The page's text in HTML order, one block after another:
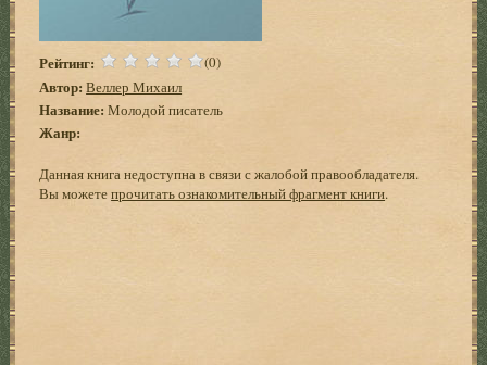
Рейтинг: (0)
Автор: Веллер Михаил
Название: Молодой писатель
Жанр:
Данная книга недоступна в связи с жалобой правообладателя.
Вы можетепрочитать ознакомительный фрагмент книги.